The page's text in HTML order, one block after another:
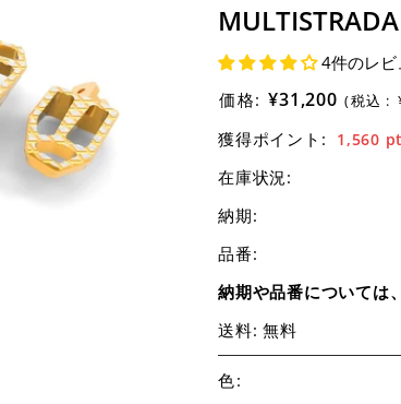
4件のレビ
価格: ¥31,200 (税込 :
獲得ポイント: 1,560
在庫状況:
納期:
品番:
納期や品番については
送料: 無料
色: